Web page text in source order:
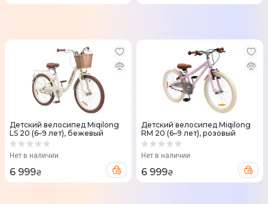
Детский велосипед Miqilong
LS 20 (6–9 лет), бежевый
Нет в наличии
6 999₴
Детский велосипед Miqilong
RM 20 (6–9 лет), розовый
Нет в наличии
6 999₴